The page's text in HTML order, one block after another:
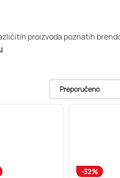
proizvoda poznatih
Preporučeno
-32%